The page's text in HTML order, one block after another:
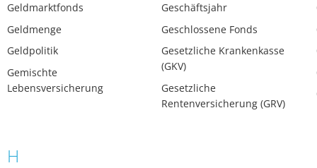
Geldmarktfonds
Geldmenge
Geldpolitik
Gemischte
Lebensversicherung
Geschäftsjahr
Geschlossene Fonds
Gesetzliche Krankenkasse
(GKV)
Gesetzliche
Rentenversicherung (GRV)
H